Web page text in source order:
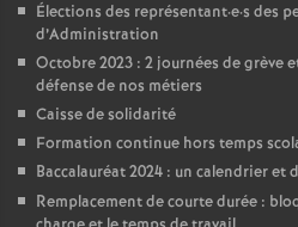
Élections des représentant·e·s des
d’Administration
Octobre 2023 : 2 journées de grève
défense de nos métiers
Caisse de solidarité
Formation continue hors temps
Baccalauréat 2024 : un calendrier et
Remplacement de courte durée :